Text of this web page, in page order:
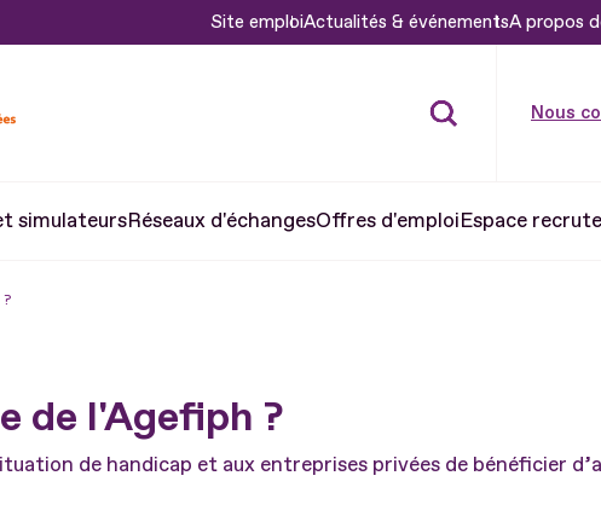
Site emploiActualités & événementsA propos
Nous
simulateursRéseaux d'échangesOffres d'emploiEspace
de l'Agefiph ?
de handicap et aux entreprises privées de bénéficier